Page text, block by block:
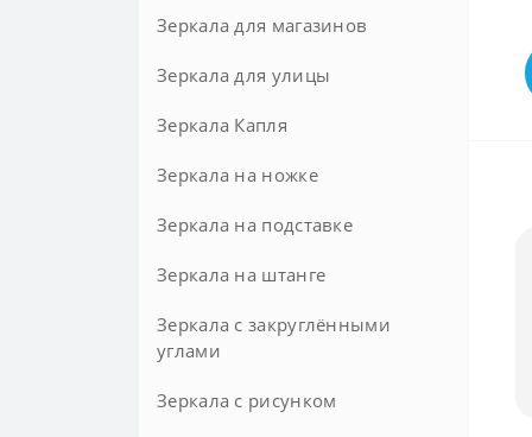
Зеркала для магазинов
Зеркала для улицы
Зеркала Капля
Зеркала на ножке
Напольные
Настольные
Зеркала на подставке
Зеркала на штанге
Зеркала с закруглёнными
углами
Зеркала с рисунком